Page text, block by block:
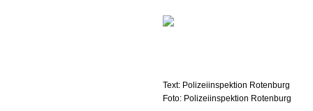
Text: Polizeiinspektion Rotenburg
Foto: Polizeiinspektion Rotenburg